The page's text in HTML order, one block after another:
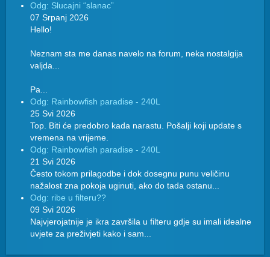
Odg: Slucajni “slanac”
07 Srpanj 2026
Hello!
Neznam sta me danas navelo na forum, neka nostalgija
valjda...
Pa...
Odg: Rainbowfish paradise - 240L
25 Svi 2026
Top. Biti će predobro kada narastu. Pošalji koji update s
vremena na vrijeme.
Odg: Rainbowfish paradise - 240L
21 Svi 2026
Često tokom prilagodbe i dok dosegnu punu veličinu
nažalost zna pokoja uginuti, ako do tada ostanu...
Odg: ribe u filteru??
09 Svi 2026
Najvjerojatnije je ikra završila u filteru gdje su imali idealne
uvjete za preživjeti kako i sam...